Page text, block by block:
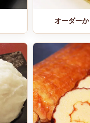
オーダー